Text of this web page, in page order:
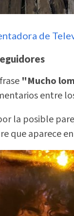
de
"Mucho
entre
la posible
que aparece